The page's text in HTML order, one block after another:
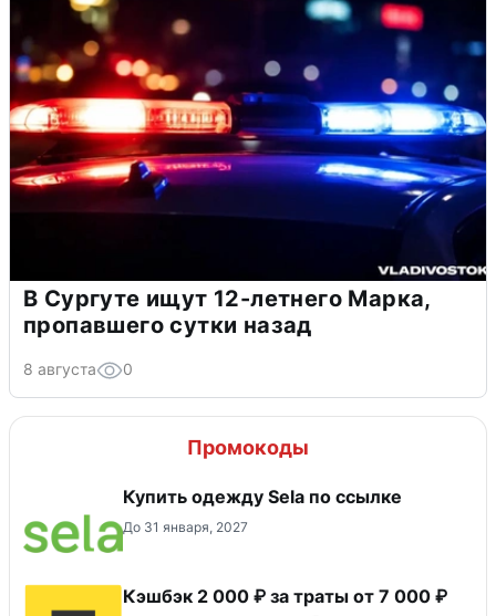
В Сургуте ищут 12-летнего Марка,
пропавшего сутки назад
8 августа 0
Промокоды
Купить одежду Sela по ссылке
До 31 января, 2027
Кэшбэк 2 000 ₽ за траты от 7 000 ₽